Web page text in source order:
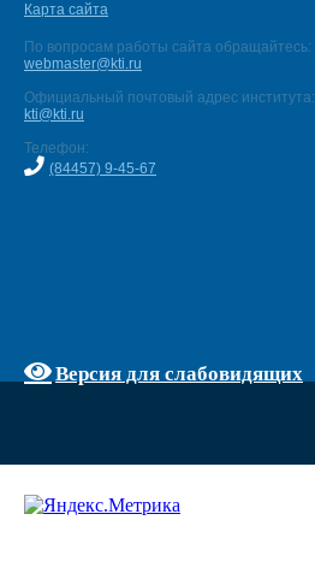
Карта сайта
По вопросам работы сайта обращайтесь:
webmaster@kti.ru
Официальный почтовый адрес института:
kti@kti.ru
Телефон:
(84457) 9-45-67
Версия для слабовидящих